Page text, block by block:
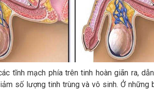
tĩnh mạch phía trên tinh hoàn giãn ra,
số lượng tinh trùng và vô sinh. Ở những